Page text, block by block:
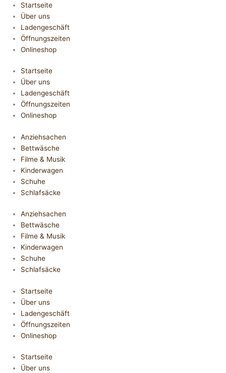
Startseite
Über uns
Ladengeschäft
Öffnungszeiten
Onlineshop
Startseite
Über uns
Ladengeschäft
Öffnungszeiten
Onlineshop
Anziehsachen
Bettwäsche
Filme & Musik
Kinderwagen
Schuhe
Schlafsäcke
Anziehsachen
Bettwäsche
Filme & Musik
Kinderwagen
Schuhe
Schlafsäcke
Startseite
Über uns
Ladengeschäft
Öffnungszeiten
Onlineshop
Startseite
Über uns